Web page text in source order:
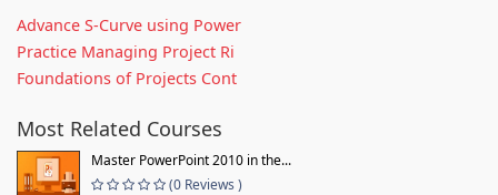
Advance S-Curve using Power
Practice Managing Project Ri
Foundations of Projects Cont
Most Related Courses
Master PowerPoint 2010 in the...
(0 Reviews )